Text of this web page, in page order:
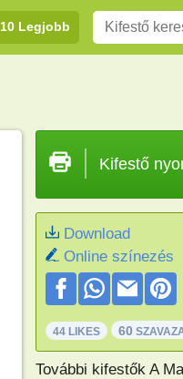
10 Legjobb
Kifestő
Download
Online színezés
44 LIKES 60
További kifestők A